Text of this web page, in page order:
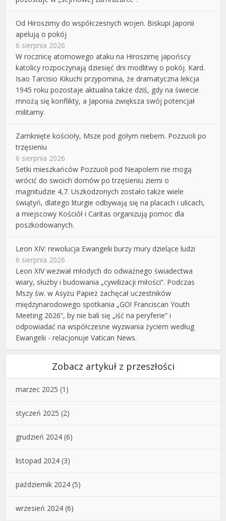
Od Hiroszimy do współczesnych wojen. Biskupi Japonii
apelują o pokój
6 sierpnia 2026
W rocznicę atomowego ataku na Hiroszimę japońscy
katolicy rozpoczynają dziesięć dni modlitwy o pokój. Kard.
Isao Tarcisio Kikuchi przypomina, że dramatyczna lekcja
1945 roku pozostaje aktualna także dziś, gdy na świecie
mnożą się konflikty, a Japonia zwiększa swój potencjał
militarny.
Zamknięte kościoły, Msze pod gołym niebem. Pozzuoli po
trzęsieniu
6 sierpnia 2026
Setki mieszkańców Pozzuoli pod Neapolem nie mogą
wrócić do swoich domów po trzęsieniu ziemi o
magnitudzie 4,7. Uszkodzonych zostało także wiele
świątyń, dlatego liturgie odbywają się na placach i ulicach,
a miejscowy Kościół i Caritas organizują pomoc dla
poszkodowanych.
Leon XIV: rewolucja Ewangelii burzy mury dzielące ludzi
6 sierpnia 2026
Leon XIV wezwał młodych do odważnego świadectwa
wiary, służby i budowania „cywilizacji miłości”. Podczas
Mszy św. w Asyżu Papież zachęcał uczestników
międzynarodowego spotkania „GO! Franciscan Youth
Meeting 2026”, by nie bali się „iść na peryferie” i
odpowiadać na współczesne wyzwania życiem według
Ewangelii - relacjonuje Vatican News.
Zobacz artykuł z przeszłości
marzec 2025 (1)
styczeń 2025 (2)
grudzień 2024 (6)
listopad 2024 (3)
październik 2024 (5)
wrzesień 2024 (6)